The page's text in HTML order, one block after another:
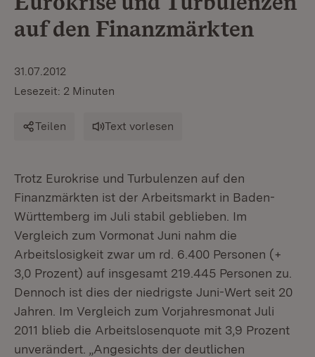
auf den Finanzmärkten
31.07.2012
Lesezeit: 2 Minuten
Teilen Text vorlesen
Trotz Eurokrise und Turbulenzen auf den
Finanzmärkten ist der Arbeitsmarkt in Baden-
Württemberg im Juli stabil geblieben. Im
Vergleich zum Vormonat Juni nahm die
Arbeitslosigkeit zwar um rd. 6.400 Personen (+
3,0 Prozent) auf insgesamt 219.445 Personen zu.
Dennoch ist dies der niedrigste Juni-Wert seit 20
Jahren. Im Vergleich zum Vorjahresmonat Juli
2011 blieb die Arbeitslosenquote mit 3,9 Prozent
unverändert. „Angesichts der deutlichen